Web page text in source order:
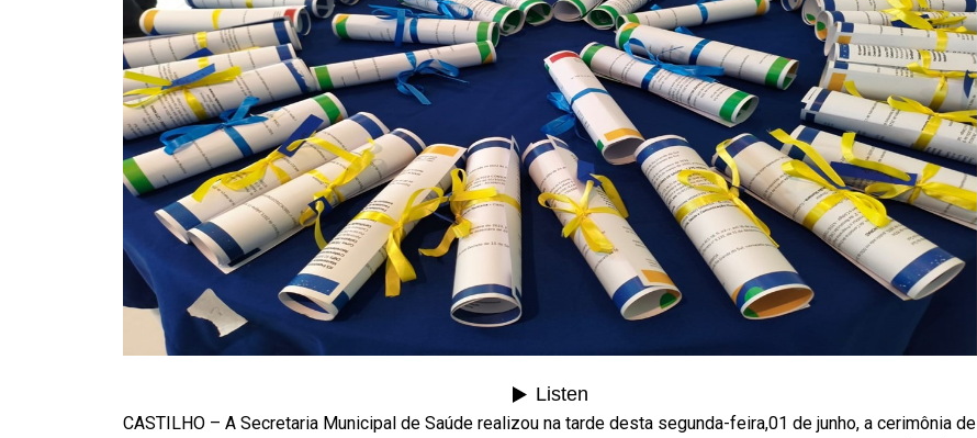
CASTILHO – A Secretaria Municipal de Saúde realizou na tarde desta segunda-feira,01 de junho, a cerimônia de